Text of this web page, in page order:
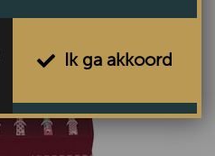
Ik ga akkoord